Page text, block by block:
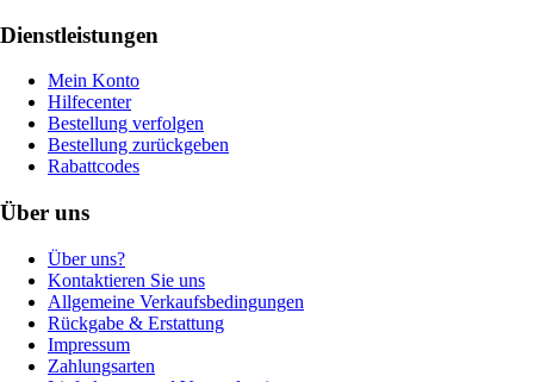
Dienstleistungen
Mein Konto
Hilfecenter
Bestellung verfolgen
Bestellung zurückgeben
Rabattcodes
Über uns
Über uns?
Kontaktieren Sie uns
Allgemeine Verkaufsbedingungen
Rückgabe & Erstattung
Impressum
Zahlungsarten